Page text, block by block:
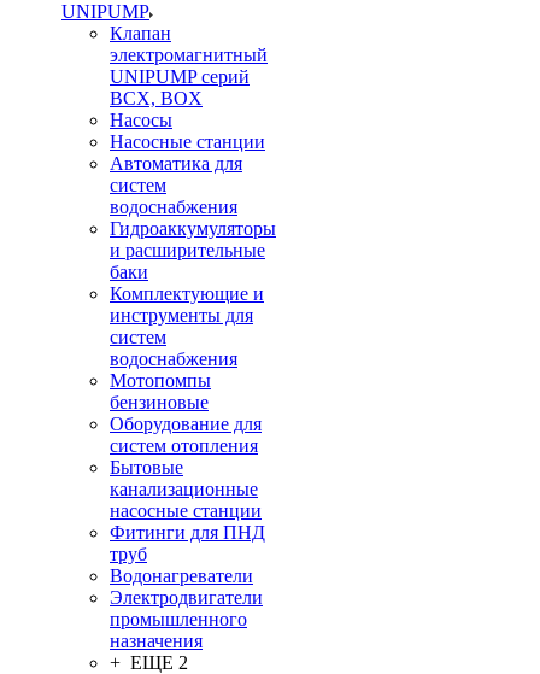
UNIPUMP
Клапан
электромагнитный
UNIPUMP серий
BCX, BOX
Насосы
Насосные станции
Автоматика для
систем
водоснабжения
Гидроаккумуляторы
и расширительные
баки
Комплектующие и
инструменты для
систем
водоснабжения
Мотопомпы
бензиновые
Оборудование для
систем отопления
Бытовые
канализационные
насосные станции
Фитинги для ПНД
труб
Водонагреватели
Электродвигатели
промышленного
назначения
+ ЕЩЕ 2